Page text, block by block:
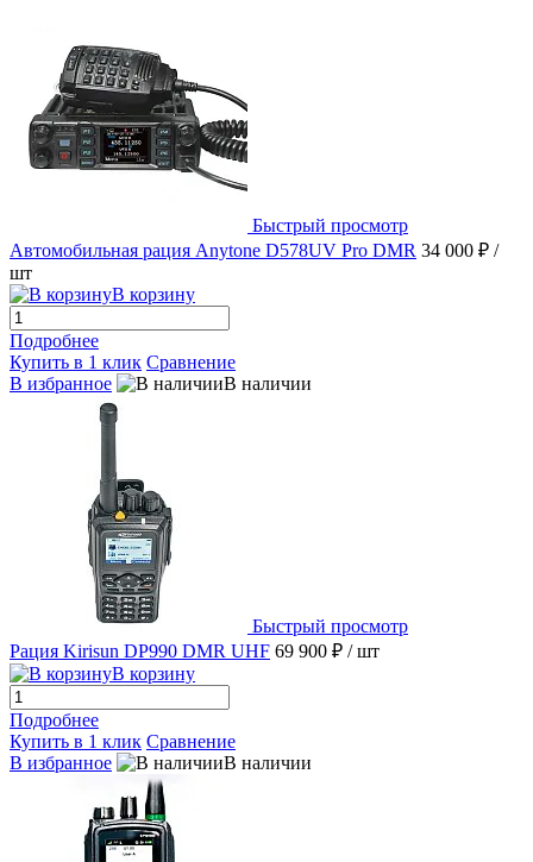
Быстрый просмотр
Автомобильная рация Anytone D578UV Pro DMR 34 000 ₽ /
шт
В корзину
Подробнее
Купить в 1 клик Сравнение
В избранное
В наличии
Быстрый просмотр
Рация Kirisun DP990 DMR UHF 69 900 ₽ / шт
В корзину
Подробнее
Купить в 1 клик Сравнение
В избранное
В наличии